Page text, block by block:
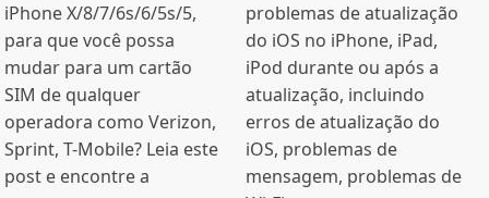
iPhone X/8/7/6s/6/5s/5,
para que você possa
mudar para um cartão
SIM de qualquer
operadora como Verizon,
Sprint, T-Mobile? Leia este
post e encontre a
problemas de atualização
do iOS no iPhone, iPad,
iPod durante ou após a
atualização, incluindo
erros de atualização do
iOS, problemas de
mensagem, problemas de